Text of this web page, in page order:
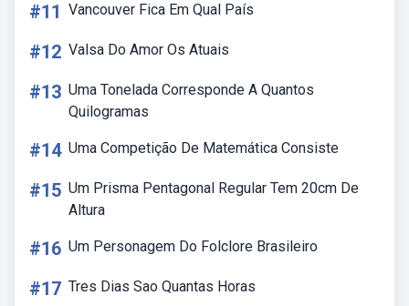
#11 Vancouver Fica Em Qual País
#12 Valsa Do Amor Os Atuais
#13 Uma Tonelada Corresponde A Quantos
Quilogramas
#14 Uma Competição De Matemática Consiste
#15 Um Prisma Pentagonal Regular Tem 20cm De
Altura
#16 Um Personagem Do Folclore Brasileiro
#17 Tres Dias Sao Quantas Horas